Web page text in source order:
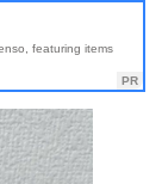
featuring items